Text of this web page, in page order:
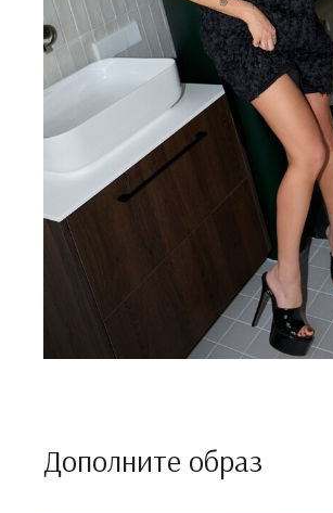
Дополните образ